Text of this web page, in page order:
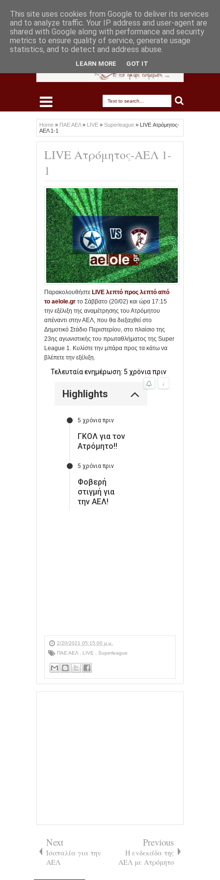
Home » ΠΑΕ ΑΕΛ» LIVE » Superleague » LIVE Ατρόμητος-
ΑΕΛ 1-1
LIVE Ατρόμητος-ΑΕΛ 1-
1
Παρακολουθήστε LIVE λεπτό προς λεπτό από
το aelole.gr το Σάββατο (20/02) και ώρα 17:15
την εξέλιξη της αναμέτρησης του Ατρόμητου
απέναντι στην ΑΕΛ, που θα διεξαχθεί στο
Δημοτικό Στάδιο Περιστερίου, στο πλαίσιο της
23ης αγωνιστικής του πρωταθλήματος της Super
League 1. Κυλίστε την μπάρα προς τα κάτω να
βλέπετε την εξέλιξη.
2/20/2021 05:15:00 μ.μ.
ΠΑΕ ΑΕΛ
LIVE Superleague
Next
Ισοπαλία για την
ΑΕΛ
Previous
Η ενδεκάδα της
ΑΕΛ με Ατρόμητο
This site uses cookies from Google to deliver its services
and to analyze traffic. Your IP address and user-agent are
shared with Google along with performance and security
metrics to ensure quality of service, generate usage
statistics, and to detect and address abuse.
LEARN MORE GOT IT